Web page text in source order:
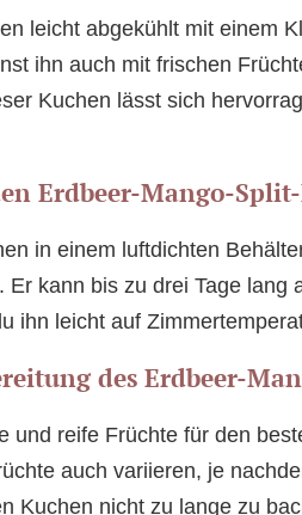
leicht abgekühlt mit einem
ihn auch mit frischen
Kuchen lässt sich
Erdbeer-Mango-
in einem luftdichten
Er kann bis zu drei Tage lang
ihn leicht auf
des Erdbeer-
und reife Früchte für den
auch variieren, je
Kuchen nicht zu lange zu